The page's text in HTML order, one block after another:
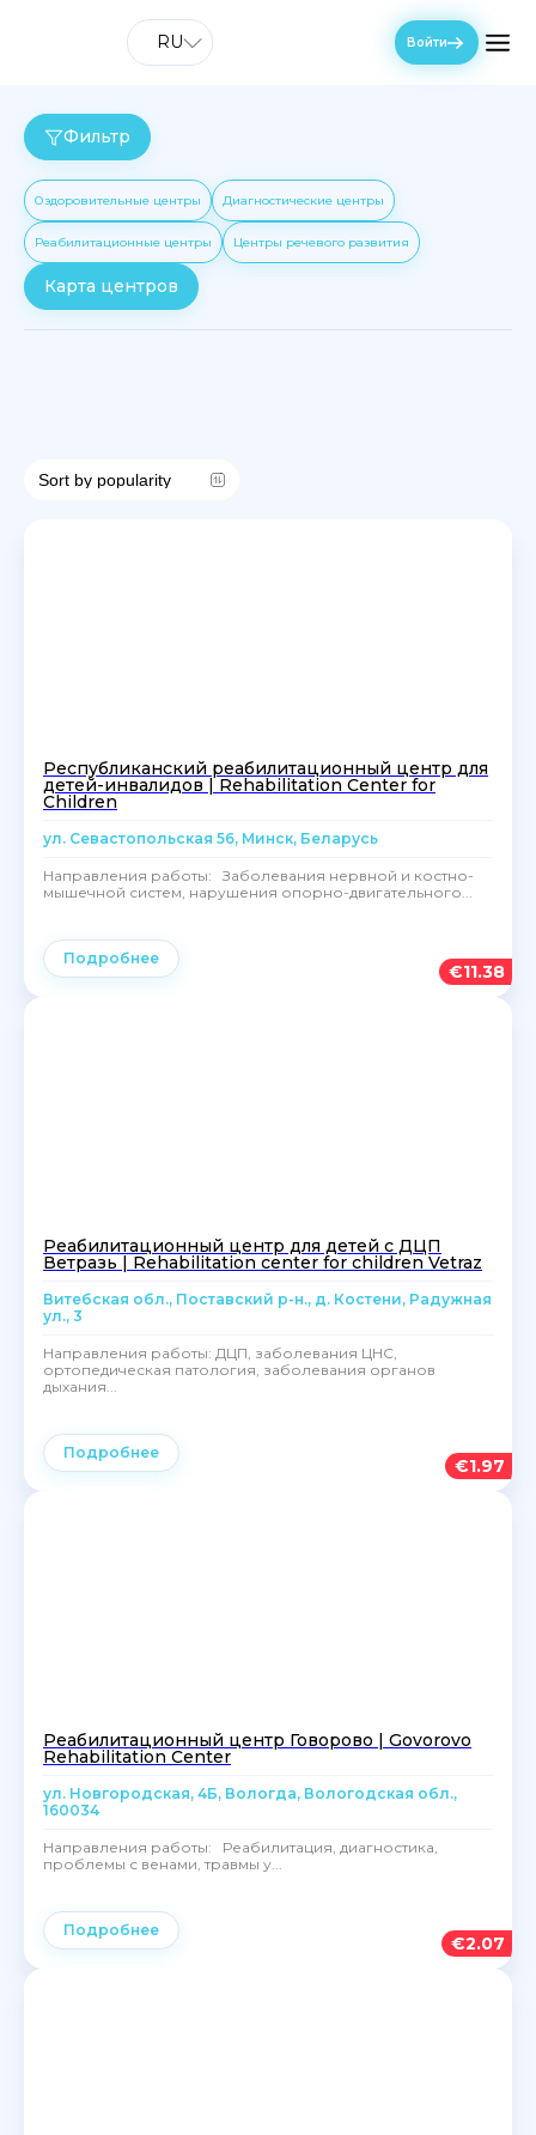
RU Войти
Фильтр
Оздоровительные центры Диагностические центры
Реабилитационные центры Центры речевого развития
Карта центров
€11.38
Республиканский реабилитационный центр для
детей-инвалидов | Rehabilitation Center for
Children
ул. Севастопольская 56, Минск, Беларусь
Направления работы: Заболевания нервной и костно-
мышечной систем, нарушения опорно-двигательного...
Подробнее
€1.97
Реабилитационный центр для детей с ДЦП
Ветразь | Rehabilitation center for children Vetraz
Витебская обл., Поставский р-н., д. Костени, Радужная
ул., 3
Направления работы: ДЦП, заболевания ЦНС,
ортопедическая патология, заболевания органов
дыхания...
Подробнее
€2.07
Реабилитационный центр Говорово | Govorovo
Rehabilitation Center
ул. Новгородская, 4Б, Вологда, Вологодская обл.,
160034
Направления работы: Реабилитация, диагностика,
проблемы с венами, травмы у...
Подробнее